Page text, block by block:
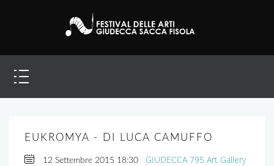
EUKROMYA - DI LUCA CAMUFFO
12 Settembre 2015 18:30
GIUDECCA 795 Art Gallery